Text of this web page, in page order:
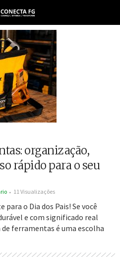
organização,
rápido para o seu
11 Visualizações
o Dia dos Pais! Se você
e com significado real
de ferramentas é uma escolha